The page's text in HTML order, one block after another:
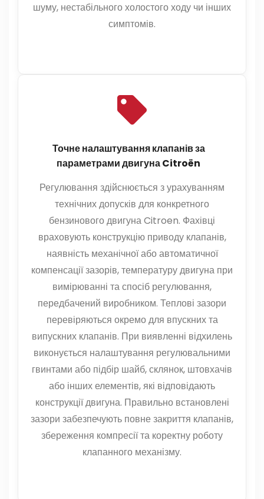
шуму, нестабільного холостого ходу чи інших
симптомів.
Точне налаштування клапанів за
параметрами двигуна Citroën
Регулювання здійснюється з урахуванням
технічних допусків для конкретного
бензинового двигуна Citroen. Фахівці
враховують конструкцію приводу клапанів,
наявність механічної або автоматичної
компенсації зазорів, температуру двигуна при
вимірюванні та спосіб регулювання,
передбачений виробником. Теплові зазори
перевіряються окремо для впускних та
випускних клапанів. При виявленні відхилень
виконується налаштування регулювальними
гвинтами або підбір шайб, склянок, штовхачів
або інших елементів, які відповідають
конструкції двигуна. Правильно встановлені
зазори забезпечують повне закриття клапанів,
збереження компресії та коректну роботу
клапанного механізму.